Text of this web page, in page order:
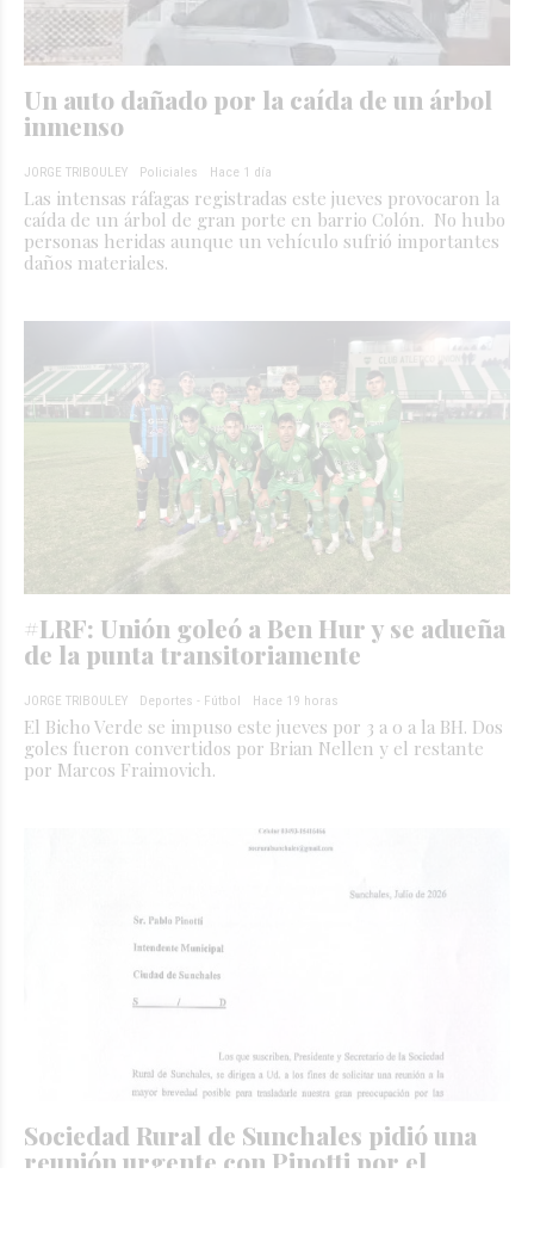
Un auto dañado por la caída de un árbol
inmenso
JORGE TRIBOULEY Policiales Hace 1 día
Las intensas ráfagas registradas este jueves provocaron la
caída de un árbol de gran porte en barrio Colón. No hubo
personas heridas aunque un vehículo sufrió importantes
daños materiales.
#LRF: Unión goleó a Ben Hur y se adueña
de la punta transitoriamente
JORGE TRIBOULEY Deportes - Fútbol Hace 19 horas
El Bicho Verde se impuso este jueves por 3 a 0 a la BH. Dos
goles fueron convertidos por Brian Nellen y el restante
por Marcos Fraimovich.
Sociedad Rural de Sunchales pidió una
reunión urgente con Pinotti por el